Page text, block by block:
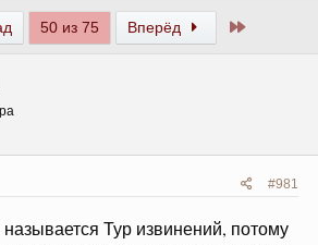
50 из 75 Вперёд
#981
Тур извинений, потому